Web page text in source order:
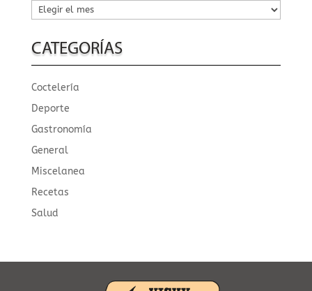
Todas
las
publicaciones
CATEGORÍAS
Coctelería
Deporte
Gastronomía
General
Miscelanea
Recetas
Salud